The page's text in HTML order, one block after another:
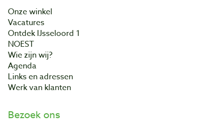
Onze winkel
Vacatures
Ontdek IJsseloord 1
NOEST
Wie zijn wij?
Agenda
Links en adressen
Werk van klanten
Bezoek ons